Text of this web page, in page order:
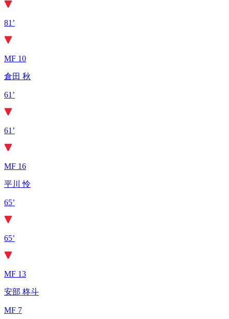
81’
MF 10
倉田 秋
61’
61’
MF 16
平川 怜
65’
65’
MF 13
安部 柊斗
MF 7